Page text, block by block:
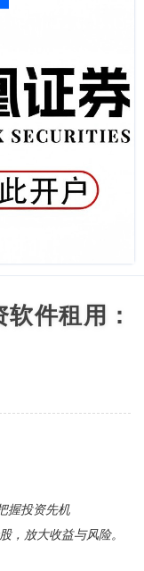
件租用：
握投资先机
，放大收益与风险。